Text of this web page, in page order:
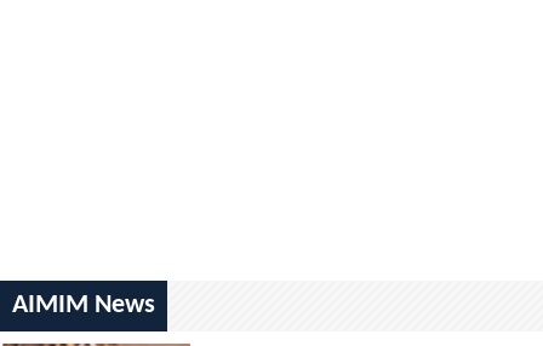
AIMIM News